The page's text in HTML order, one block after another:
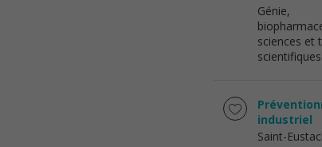
Génie,
sciences et
scientifiques
industriel
Saint-